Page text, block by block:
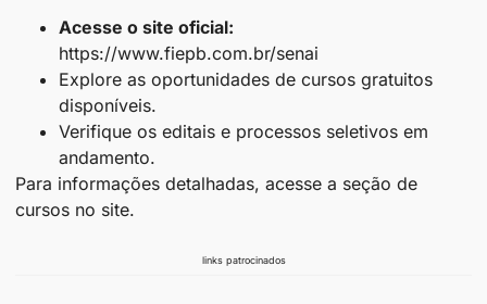
Acesse o site oficial:
https://www.fiepb.com.br/senai
Explore as oportunidades de cursos gratuitos
disponíveis.
Verifique os editais e processos seletivos em
andamento.
Para informações detalhadas, acesse a seção de
cursos no site.​
links patrocinados